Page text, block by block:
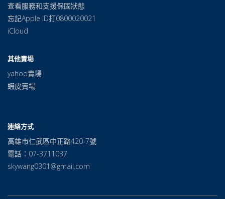
查看服務和支援保固狀態
忘記Apple ID打0800020021
iCloud
其他賣場
yahoo賣場
蝦皮賣場
連絡方式
高雄市仁武區中正路420-7號
電話：07-3711037
skywang0301@gmail.com